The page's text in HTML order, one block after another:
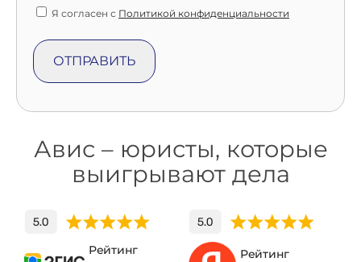
Я согласен с Политикой конфиденциальности
Авис – юристы, которые
выигрывают дела
Рейтинг Рейтинг